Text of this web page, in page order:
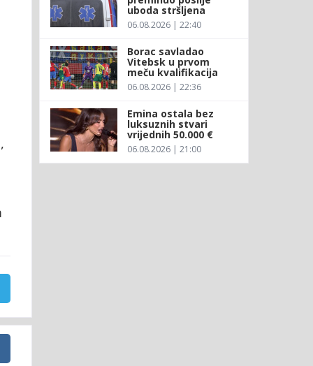
uboda stršljena
06.08.2026 | 22:40
Borac savladao
Vitebsk u prvom
meču kvalifikacija
06.08.2026 | 22:36
Emina ostala bez
luksuznih stvari
vrijednih 50.000 €
06.08.2026 | 21:00